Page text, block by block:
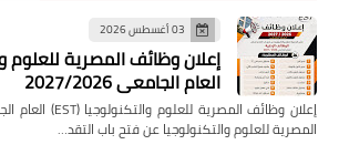
03 أغسطس 2026
العام الجامعي 2027/2026
المصرية للعلوم والتكنولوجيا عن فتح باب التقد…